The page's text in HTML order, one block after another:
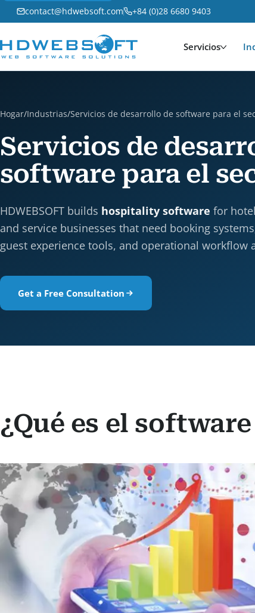
contact@hdwebsoft.com +84 (0)28 6680 9403
Servicios
Hogar/Industrias/Servicios de desarrollo de software para el
Servicios de
software para el
HDWEBSOFT builds hospitality software for
and service businesses that need booking
guest experience tools, and operational workflow
Get a Free Consultation
¿Qué es el